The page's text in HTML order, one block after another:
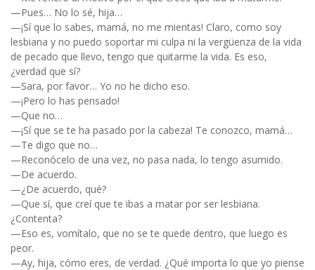
—Pues… No lo sé, hija…
—¡Sí que lo sabes, mamá, no me mientas! Claro, como soy
lesbiana y no puedo soportar mi culpa ni la vergüenza de la vida
de pecado que llevo, tengo que quitarme la vida. Es eso,
¿verdad que sí?
—Sara, por favor… Yo no he dicho eso.
—¡Pero lo has pensado!
—Que no…
—¡Sí que se te ha pasado por la cabeza! Te conozco, mamá…
—Te digo que no…
—Reconócelo de una vez, no pasa nada, lo tengo asumido.
—De acuerdo.
—¿De acuerdo, qué?
—Que sí, que creí que te ibas a matar por ser lesbiana.
¿Contenta?
—Eso es, vomítalo, que no se te quede dentro, que luego es
peor.
—Ay, hija, cómo eres, de verdad. ¿Qué importa lo que yo piense